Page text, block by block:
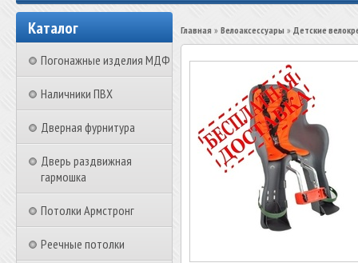
Каталог
Погонажные изделия МДФ
Наличники ПВХ
Дверная фурнитура
Дверь раздвижная
гармошка
Потолки Армстронг
Реечные потолки
Главная » Велоаксессуары » Детские